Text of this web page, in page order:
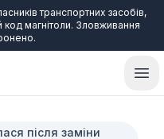
транспортних засобів,
код магнітоли. Зловживання
після заміни